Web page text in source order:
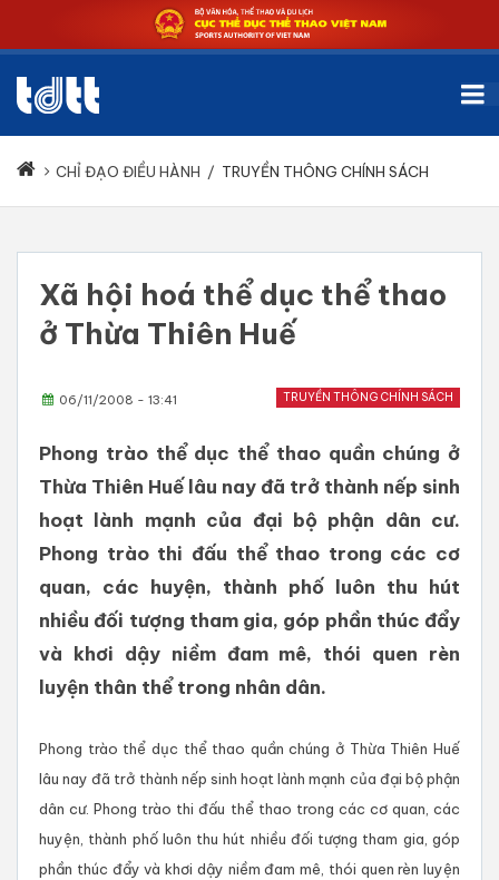
CHỈ ĐẠO ĐIỀU HÀNH / TRUYỀN THÔNG CHÍNH SÁCH
Xã hội hoá thể dục thể thao
ở Thừa Thiên Huế
TRUYỀN THÔNG CHÍNH SÁCH
06/11/2008 - 13:41
Phong trào thể dục thể thao quần chúng ở
Thừa Thiên Huế lâu nay đã trở thành nếp sinh
hoạt lành mạnh của đại bộ phận dân cư.
Phong trào thi đấu thể thao trong các cơ
quan, các huyện, thành phố luôn thu hút
nhiều đối tượng tham gia, góp phần thúc đẩy
và khơi dậy niềm đam mê, thói quen rèn
luyện thân thể trong nhân dân.
Phong trào thể dục thể thao quần chúng ở Thừa Thiên Huế
lâu nay đã trở thành nếp sinh hoạt lành mạnh của đại bộ phận
dân cư. Phong trào thi đấu thể thao trong các cơ quan, các
huyện, thành phố luôn thu hút nhiều đối tượng tham gia, góp
phần thúc đẩy và khơi dậy niềm đam mê, thói quen rèn luyện